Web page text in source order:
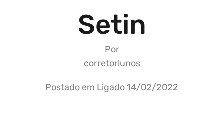
Setin
Por
corretorlunos
Postado em Ligado14/02/2022